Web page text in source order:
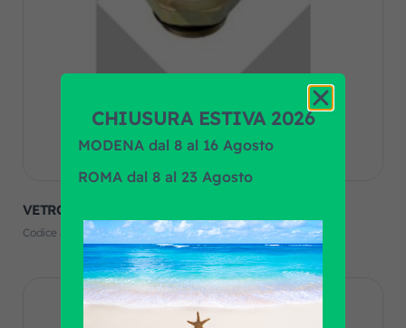
VETRO SPIA FKX40-26-50 D.18
Codice art. F.R.A.:BK08698
CHIUSURA ESTIVA 2026
MODENA dal 8 al 16 Agosto
ROMA dal 8 al 23 Agosto